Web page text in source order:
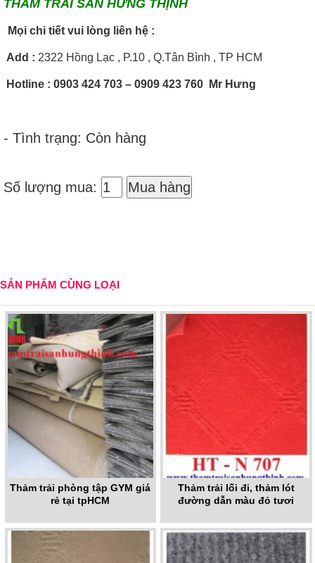
THẢM TRẢI SÀN HƯNG THỊNH
Mọi chi tiết vui lòng liên hệ :
Add : 2322 Hồng Lạc , P.10 , Q.Tân Bình , TP HCM
Hotline : 0903 424 703 – 0909 423 760 Mr Hưng
- Tình trạng: Còn hàng
Số lượng mua: Mua hàng
SẢN PHẨM CÙNG LOẠI
Thảm trải phòng tập GYM giá
rẻ tại tpHCM
Thảm trải lối đi, thảm lót
đường dẫn màu đỏ tươi